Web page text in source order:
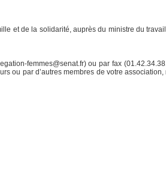
et de la solidarité, auprès du ministre du
femmes@senat.fr) ou par fax
ou par d’autres membres de votre